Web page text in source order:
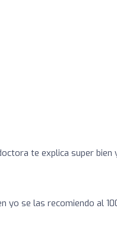
te explica super bien
yo se las recomiendo al